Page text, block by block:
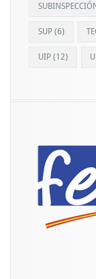
SUP(6)
UIP(12)